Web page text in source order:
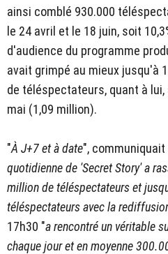
ainsi comblé 930.000
le 24 avril et le 18 juin, soit
d'audience du programme
avait grimpé au mieux jusqu'à
de téléspectateurs, quant à
mai (1,09 million).
"À J+7 et à date", communiquait
quotidienne de 'Secret Story' a
million de téléspectateurs et
téléspectateurs avec la
17h30 "a rencontré un véritable
chaque jour et en moyenne